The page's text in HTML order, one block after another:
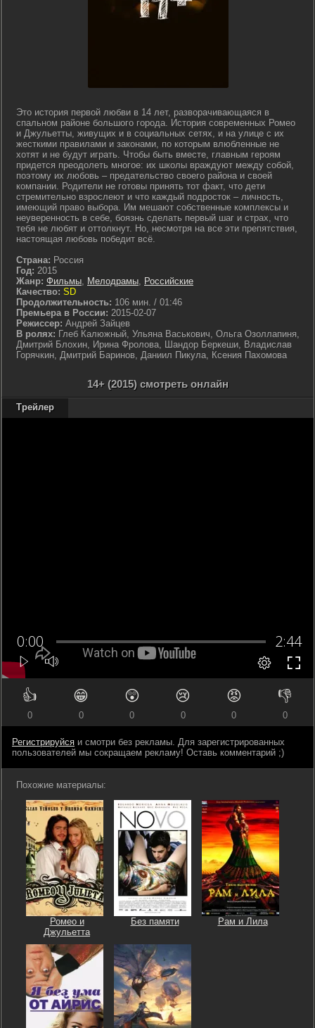
Это история первой любви в 14 лет, разворачивающаяся в
спальном районе большого города. История современных Ромео
и Джульетты, живущих и в социальных сетях, и на улице с их
жесткими правилами и законами, по которым влюбленные не
хотят и не будут играть. Чтобы быть вместе, главным героям
придется преодолеть многое: их школы враждуют между собой,
поэтому их любовь – предательство своего района и своей
компании. Родители не готовы принять тот факт, что дети
стремительно взрослеют и что каждый подросток – личность,
имеющий право выбора. Им мешают собственные комплексы и
неуверенность в себе, боязнь сделать первый шаг и страх, что
тебя не любят и оттолкнут. Но, несмотря на все эти препятствия,
настоящая любовь победит всё.
Страна: Россия
Год: 2015
Жанр: Фильмы, Мелодрамы, Российские
Качество: SD
Продолжительность: 106 мин. / 01:46
Премьера в России: 2015-02-07
Режиссер: Андрей Зайцев
В ролях: Глеб Калюжный, Ульяна Васькович, Ольга Озоллапиня,
Дмитрий Блохин, Ирина Фролова, Шандор Беркеши, Владислав
Горячкин, Дмитрий Баринов, Даниил Пикула, Ксения Пахомова
14+ (2015) смотреть онлайн
Трейлер
👍
0
😁
0
😲
0
😢
0
😡
0
👎
0
Регистрируйся и смотри без рекламы. Для зарегистрированных
пользователей мы сокращаем рекламу! Оставь комментарий ;)
Похожие материалы:
Ромео и
Джульетта
Без памяти Рам и Лила